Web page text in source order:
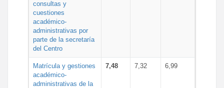
consultas y
cuestiones
académico-
administrativas por
parte de la secretaría
del Centro
Matrícula y gestiones
académico-
administrativas de la
7,48 7,32 6,99